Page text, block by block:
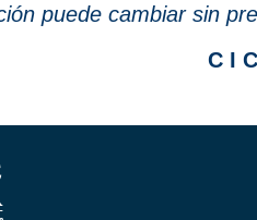
puede cambiar sin
C I